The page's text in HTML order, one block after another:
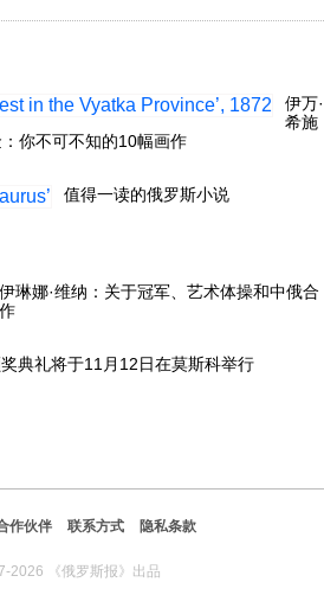
伊万·
希施
你不可不知的10幅画作
值得一读的俄罗斯小说
伊琳娜·维纳：关于冠军、艺术体操和中俄合
作
典礼将于11月12日在莫斯科举行
作伙伴 联系方式 隐私条款
2026 《俄罗斯报》出品